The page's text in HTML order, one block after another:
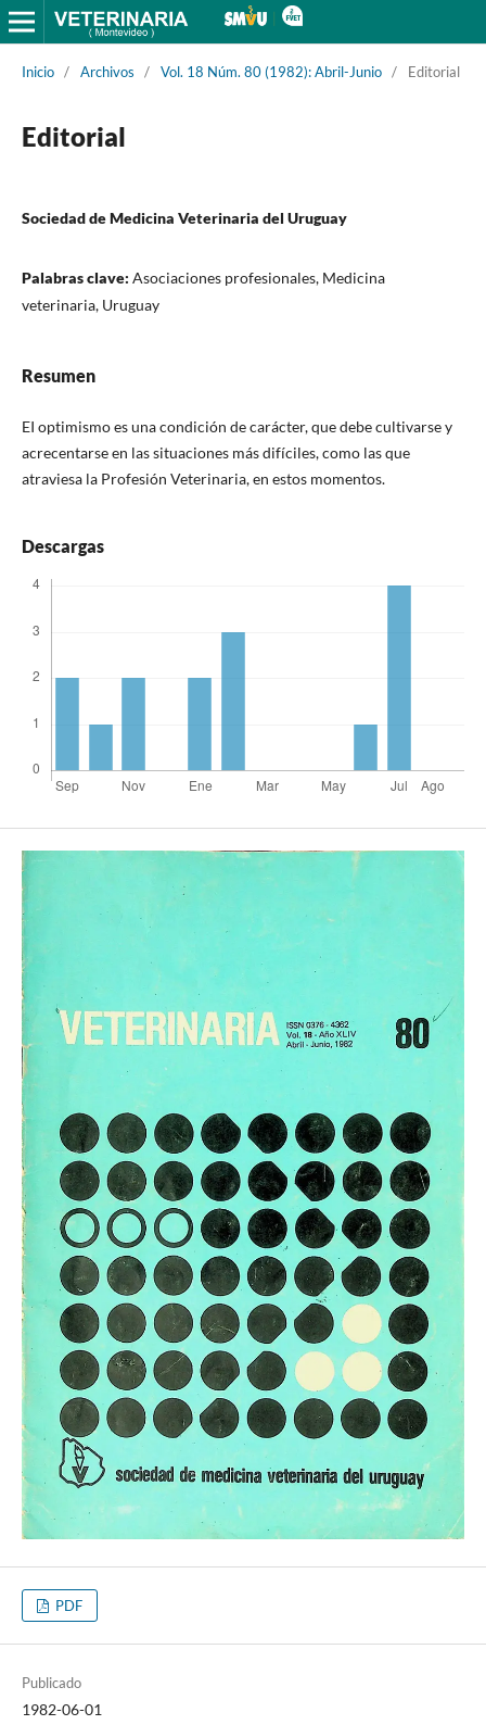
Inicio / Archivos / Vol. 18 Núm. 80 (1982): Abril-Junio / Editorial
Editorial
Sociedad de Medicina Veterinaria del Uruguay
Palabras clave: Asociaciones profesionales, Medicina
veterinaria, Uruguay
Resumen
EI optimismo es una condición de carácter, que debe cultivarse y
acrecentarse en las situaciones más difíciles, como las que
atraviesa la Profesión Veterinaria, en estos momentos.
Descargas
PDF
Publicado
1982-06-01